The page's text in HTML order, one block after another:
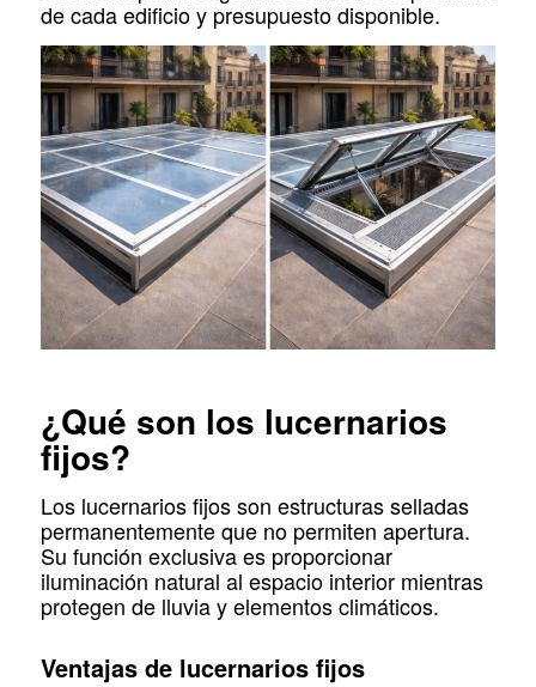
de cada edificio y presupuesto disponible.
¿Qué son los lucernarios
fijos?
Los lucernarios fijos son estructuras selladas
permanentemente que no permiten apertura.
Su función exclusiva es proporcionar
iluminación natural al espacio interior mientras
protegen de lluvia y elementos climáticos.
Ventajas de lucernarios fijos